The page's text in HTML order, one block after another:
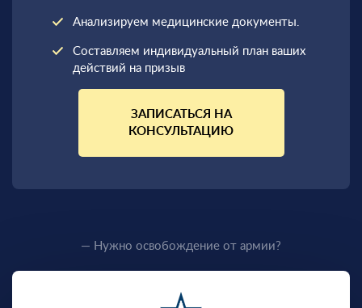
Анализируем медицинские документы.
Составляем индивидуальный план ваших
действий на призыв
ЗАПИСАТЬСЯ НА
КОНСУЛЬТАЦИЮ
— Нужно освобождение от армии?